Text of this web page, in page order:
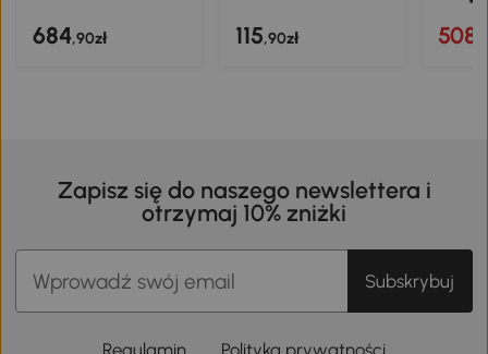
684,90zł 115,90zł 508
Zapisz się do naszego newslettera i
otrzymaj 10% zniżki
Subskrybuj
Regulamin Polityka prywatności